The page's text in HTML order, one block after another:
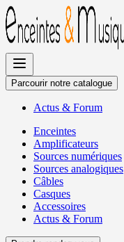
Allez
au
contenu
Parcourir notre catalogue
Actus & Forum
Enceintes
Amplificateurs
Sources numériques
Sources analogiques
Câbles
Casques
Accessoires
Actus & Forum